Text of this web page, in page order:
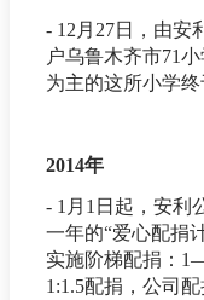
- 12月27日，由安
户乌鲁木齐市71
为主的这所小学终
2014年
- 1月1日起，安利
一年的“爱心配捐
实施阶梯配捐：
1:1.5配捐，公司